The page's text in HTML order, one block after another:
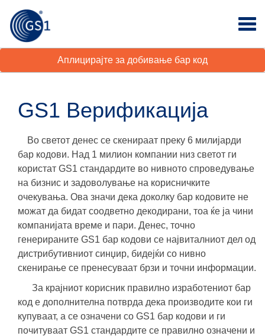
Аплицирајте за добивање бар код
GS1 Верификација
Во светот денес се скенираат преку 6 милијарди
бар кодови. Над 1 милион компании низ светот ги
користат GS1 стандардите во нивното спроведување
на бизнис и задоволување на корисничките
очекувања. Ова значи дека доколку бар кодовите не
можат да бидат соодветно декодирани, тоа ќе ја чини
компанијата време и пари. Денес, точно
генерираните GS1 бар кодови се највиталниот дел од
дистрибутивниот синџир, бидејќи со нивно
скенирање се пренесуваат брзи и точни информации.
За крајниот корисник правилно изработениот бар
код е дополнителна потврда дека производите кои ги
купуваат, а се означени со GS1 бар кодови и ги
почитуваат GS1 стандардите се правилно означени и